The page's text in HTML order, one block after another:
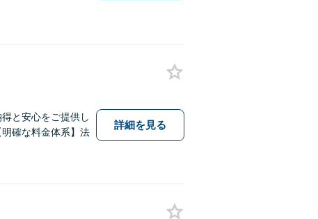
と安心をご提供し
確な料金体系】法
詳細を見る